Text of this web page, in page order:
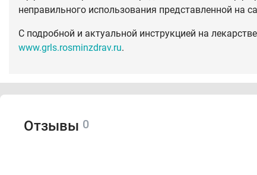
неправильного использования представленной на
С подробной и актуальной инструкцией на
www.grls.rosminzdrav.ru.
Отзывы 0